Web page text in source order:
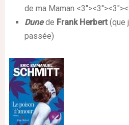
de ma Maman
Dune de Frank Herbert(que
passée)